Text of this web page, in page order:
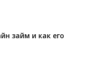
займ и как его